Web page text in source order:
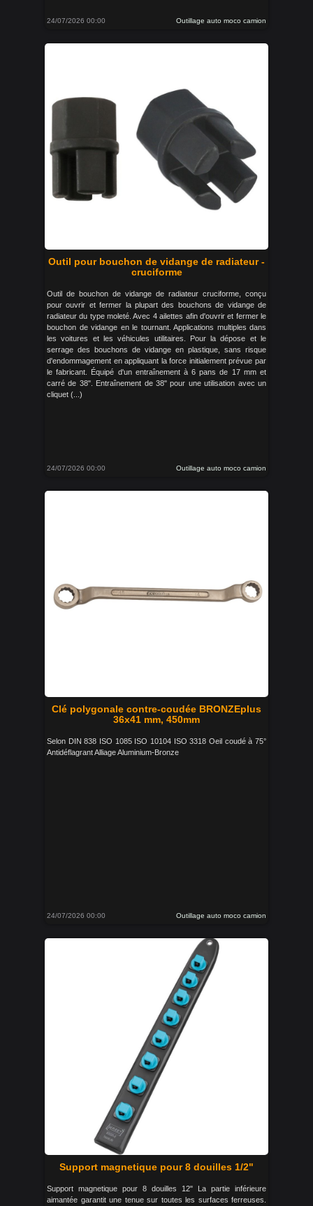
24/07/2026 00:00 Outillage auto moco camion
Outil pour bouchon de vidange de radiateur -
cruciforme
Outil de bouchon de vidange de radiateur cruciforme, conçu
pour ouvrir et fermer la plupart des bouchons de vidange de
radiateur du type moleté. Avec 4 ailettes afin d'ouvrir et fermer le
bouchon de vidange en le tournant. Applications multiples dans
les voitures et les véhicules utilitaires. Pour la dépose et le
serrage des bouchons de vidange en plastique, sans risque
d'endommagement en appliquant la force initialement prévue par
le fabricant. Équipé d'un entraînement à 6 pans de 17 mm et
carré de 38". Entraînement de 38" pour une utilisation avec un
cliquet (...)
24/07/2026 00:00 Outillage auto moco camion
Clé polygonale contre-coudée BRONZEplus
36x41 mm, 450mm
Selon DIN 838 ISO 1085 ISO 10104 ISO 3318 Oeil coudé à 75°
Antidéflagrant Alliage Aluminium-Bronze
24/07/2026 00:00 Outillage auto moco camion
Support magnetique pour 8 douilles 1/2"
Support magnetique pour 8 douilles 12" La partie inférieure
aimantée garantit une tenue sur toutes les surfaces ferreuses.